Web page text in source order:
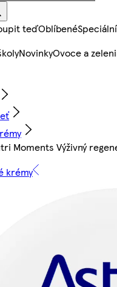
teďOblíbené
NovinkyOvoce a
Moments Výživný
krémy